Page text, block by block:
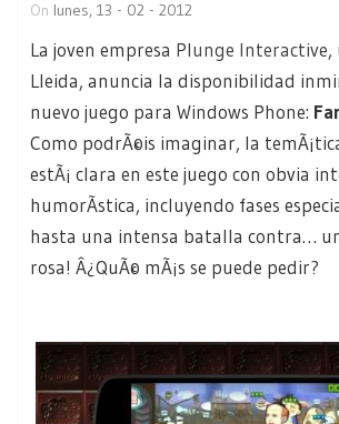
On lunes, 13 - 02 - 2012
La joven empresa Plunge Interactive,
Lleida, anuncia la disponibilidad
nuevo juego para Windows Phone:
Como podrÃ©is imaginar, la
estÃ¡ clara en este juego con obvia
humorÃ­stica, incluyendo fases
hasta una intensa batalla contra…
rosa! Â¿QuÃ© mÃ¡s se puede pedir?